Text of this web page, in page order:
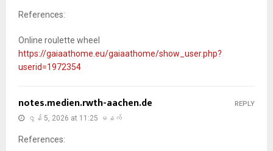
References:
Online roulette wheel
https://gaiaathome.eu/gaiaathome/show_user.php?
userid=1972354
notes.medien.rwth-aachen.de
ဇွန် 5, 2026 at 11:25 မနက်
References:
REPLY